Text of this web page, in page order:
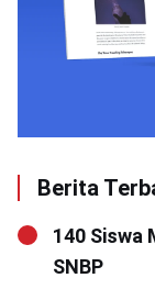
Berita
140 Siswa
SNBP